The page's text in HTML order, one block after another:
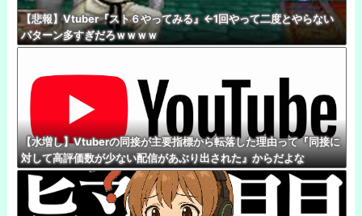
【悲報】Vtuber『スト６やってみる』←1回やって二度とやらない
パターン多すぎだろｗｗｗｗ
【水増し】Vtuberの同接が主要指標から転落した理由って『同接に
対して高評価数が少ない配信があぶり出された』からだよな